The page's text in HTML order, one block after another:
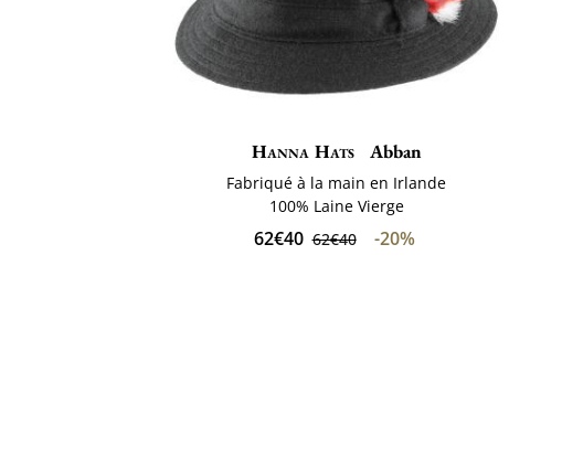
Hanna Hats Abban
Fabriqué à la main en Irlande
100% Laine Vierge
62€40 62€40 -20%